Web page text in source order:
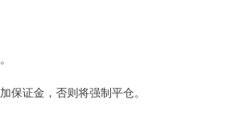
保证金，否则将强制平仓。